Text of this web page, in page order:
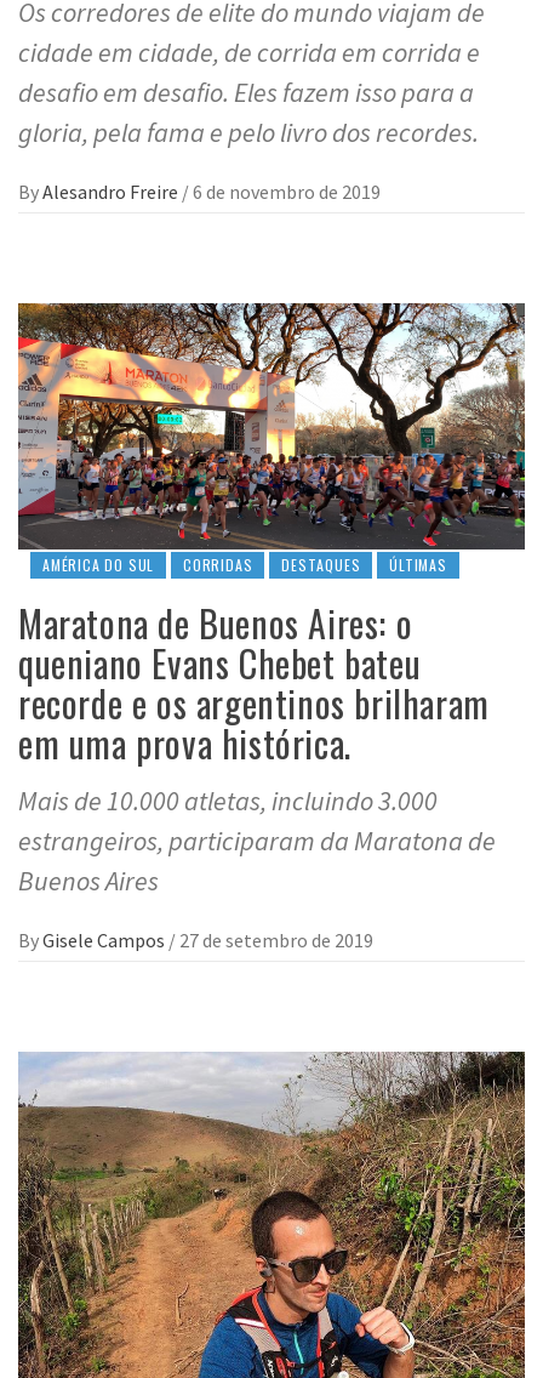
Os corredores de elite do mundo viajam de
cidade em cidade, de corrida em corrida e
desafio em desafio. Eles fazem isso para a
gloria, pela fama e pelo livro dos recordes.
ByAlesandro Freire /6 de novembro de 2019
AMÉRICA DO SUL CORRIDAS DESTAQUES ÚLTIMAS
Maratona de Buenos Aires: o
queniano Evans Chebet bateu
recorde e os argentinos brilharam
em uma prova histórica.
Mais de 10.000 atletas, incluindo 3.000
estrangeiros, participaram da Maratona de
Buenos Aires
ByGisele Campos / 27 de setembro de 2019